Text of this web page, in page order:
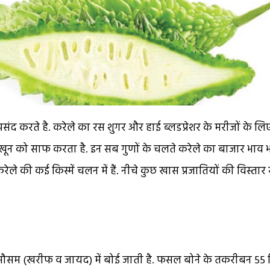
करते है. करेले का रस शुगर और हाई ब्लडप्रेशर के मरीजों के
को साफ करता है. इन सब गुणों के चलते करेले का बाजार भाव
की कई किस्में चलन में हैं. नीचे कुछ खास प्रजातियों की विस्तार
(खरीफ व जायद) में बोई जाती है. फसल बोने के तकरीबन 55